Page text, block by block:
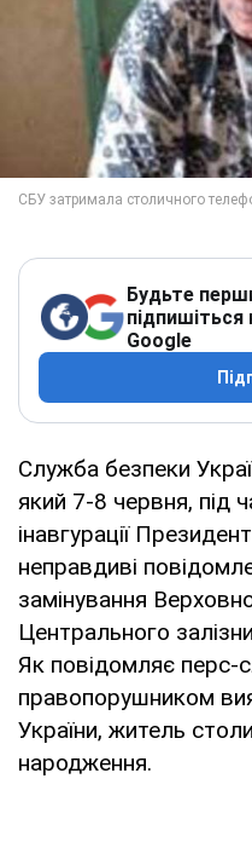
Будьте
підпишіться
Google
Служба безпеки
який 7-8 червня, під
інавгурації
неправдиві
замінування
Центрального
Як повідомляє перс-
правопорушником
України, житель
народження.